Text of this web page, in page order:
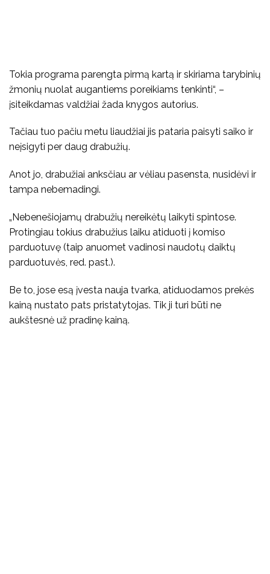
Tokia programa parengta pirmą kartą ir skiriama tarybinių
žmonių nuolat augantiems poreikiams tenkinti“, –
įsiteikdamas valdžiai žada knygos autorius.
Tačiau tuo pačiu metu liaudžiai jis pataria paisyti saiko ir
neįsigyti per daug drabužių.
Anot jo, drabužiai anksčiau ar vėliau pasensta, nusidėvi ir
tampa nebemadingi.
„Nebenešiojamų drabužių nereikėtų laikyti spintose.
Protingiau tokius drabužius laiku atiduoti į komiso
parduotuvę (taip anuomet vadinosi naudotų daiktų
parduotuvės, red. past.).
Be to, jose esą įvesta nauja tvarka, atiduodamos prekės
kainą nustato pats pristatytojas. Tik ji turi būti ne
aukštesnė už pradinę kainą.